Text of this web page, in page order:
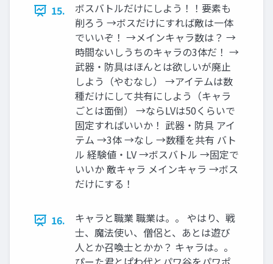
15.
ボスバトルだけにしよう！！要素も
削ろう →ボスだけにすれば敵は一体
でいいぞ！ →メインキャラ数は？ →
時間ないしうちのキャラの3体だ！ →
武器・防具はほんとは欲しいが廃止
しよう（やむなし） →アイテムは数
種だけにして共有にしよう（キャラ
ごとは面倒） →ならLVは50くらいで
固定すればいいか！ 武器・防具 アイ
テム →3体 →なし →数種を共有 バト
ル 経験値・LV →ボスバトル →固定で
いいか 敵キャラ メインキャラ →ボス
だけにする！
16.
キャラと職業 職業は。。 やはり、戦
士、魔法使い、僧侶と、あとは遊び
人とか召喚士とかか？ キャラは。。